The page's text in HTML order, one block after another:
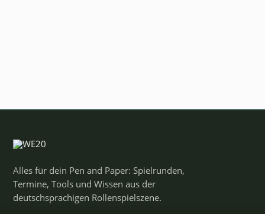
Alles für dein Pen and Paper: Spielrunden,
Termine, Tools und Wissen aus der
deutschsprachigen Rollenspielszene.